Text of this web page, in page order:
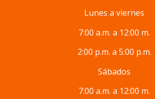
Lunes a viernes
7:00 a.m. a 12:00 m.
2:00 p.m. a 5:00 p.m.
Sábados
7:00 a.m. a 12:00 m.